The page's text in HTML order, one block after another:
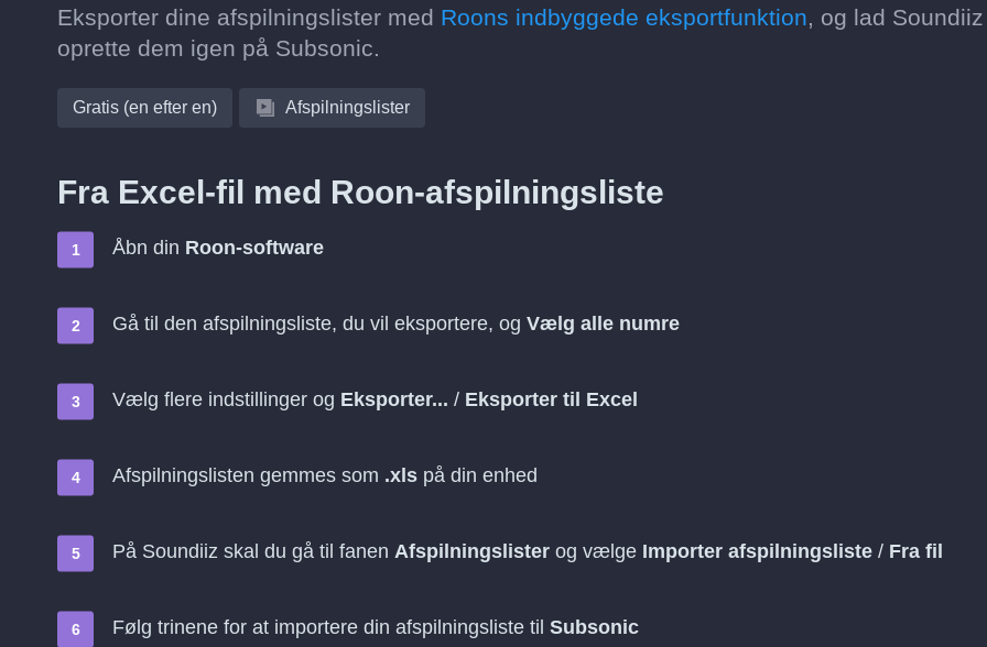
Eksporter dine afspilningslister med Roons indbyggede eksportfunktion, og lad Soundiiz
oprette dem igen på Subsonic.
Gratis (en efter en) Afspilningslister
Fra Excel-fil med Roon-afspilningsliste
Åbn din Roon-software
Gå til den afspilningsliste, du vil eksportere, og Vælg alle numre
Vælg flere indstillinger og Eksporter... / Eksporter til Excel
Afspilningslisten gemmes som .xls på din enhed
På Soundiiz skal du gå til fanen Afspilningslister og vælge Importer afspilningsliste / Fra fil
Følg trinene for at importere din afspilningsliste til Subsonic